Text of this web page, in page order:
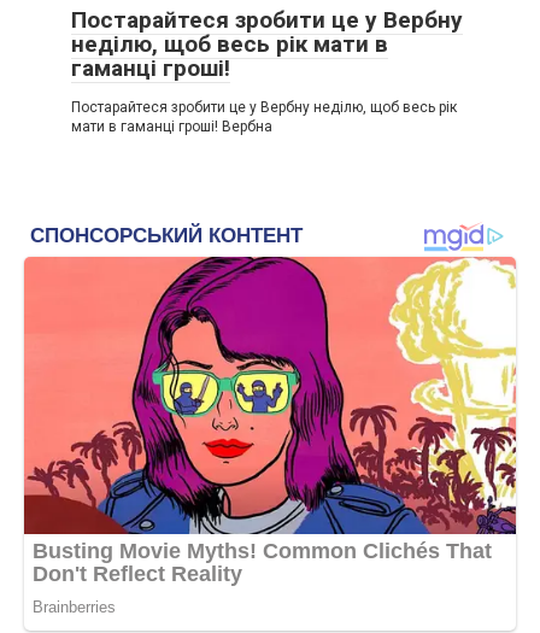
Постарайтеся зробити це у Вербну
неділю, щоб весь рік мати в
гаманці гроші!
Постарайтеся зробити це у Вербну неділю, щоб весь рік
мати в гаманці гроші! Вербна